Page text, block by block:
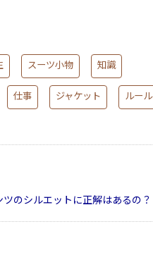
スーツ小物 知識
仕事 ジャケット ルール
のシルエットに正解はあるの？